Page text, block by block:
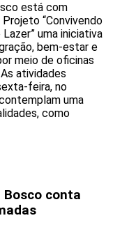
está com
“Convivendo
uma iniciativa
bem-estar e
meio de oficinas
atividades
feira, no
uma
como
Bosco conta